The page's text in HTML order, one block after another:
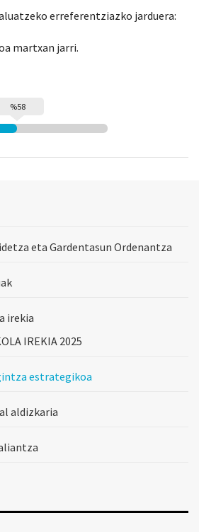
erreferentziazko jarduera:
martxan jarri.
%58
eta Gardentasun Ordenantza
irekia
IREKIA 2025
estrategikoa
aldizkaria